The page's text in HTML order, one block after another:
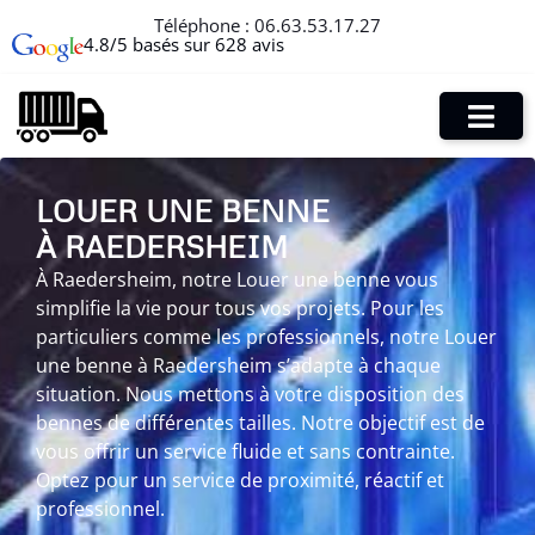
Téléphone : 06.63.53.17.27
4.8/5 basés sur 628 avis
LOUER UNE BENNE
À RAEDERSHEIM
À Raedersheim, notre Louer une benne vous
simplifie la vie pour tous vos projets. Pour les
particuliers comme les professionnels, notre Louer
une benne à Raedersheim s’adapte à chaque
situation. Nous mettons à votre disposition des
bennes de différentes tailles. Notre objectif est de
vous offrir un service fluide et sans contrainte.
Optez pour un service de proximité, réactif et
professionnel.